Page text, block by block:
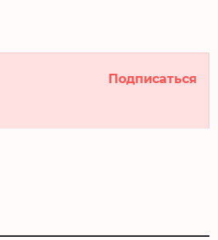
Подписаться